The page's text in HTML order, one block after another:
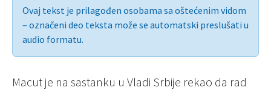
Ovaj tekst je prilagođen osobama sa oštećenim vidom
– označeni deo teksta može se automatski preslušati u
audio formatu.
Macut je na sastanku u Vladi Srbije rekao da rad